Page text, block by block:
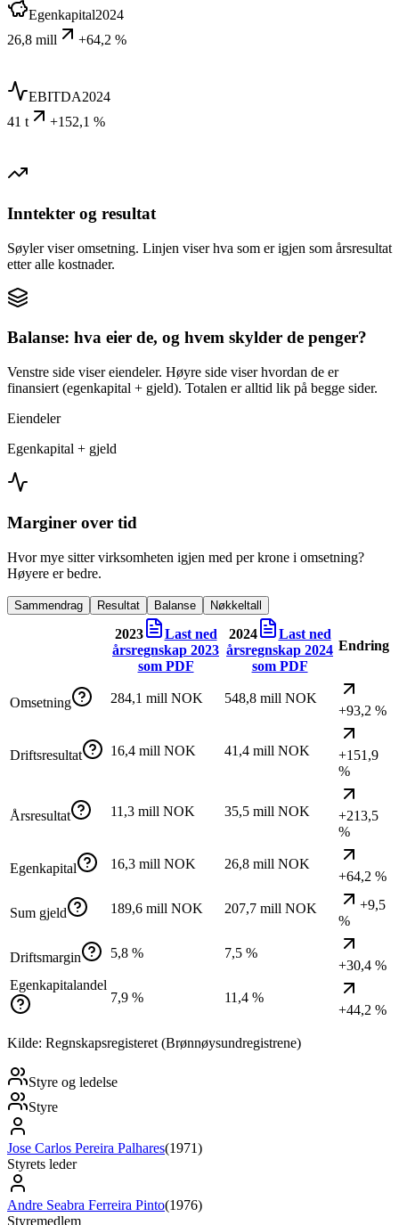
Egenkapital2024
26,8 mill
+64,2 %
EBITDA2024
41 t
+152,1 %
Inntekter og resultat
Søyler viser omsetning. Linjen viser hva som er igjen som årsresultat
etter alle kostnader.
Balanse: hva eier de, og hvem skylder de penger?
Venstre side viser eiendeler. Høyre side viser hvordan de er
finansiert (egenkapital + gjeld). Totalen er alltid lik på begge sider.
Eiendeler
Egenkapital + gjeld
Marginer over tid
Hvor mye sitter virksomheten igjen med per krone i omsetning?
Høyere er bedre.
Sammendrag Resultat Balanse Nøkkeltall
2023
Last ned
årsregnskap 2023
som PDF
2024
Last ned
årsregnskap 2024
som PDF
Endring
Omsetning 284,1 mill NOK
548,8 mill NOK
+93,2 %
Driftsresultat 16,4 mill NOK 41,4 mill NOK
+151,9
%
Årsresultat 11,3 mill NOK 35,5 mill NOK
+213,5
%
Egenkapital 16,3 mill NOK
26,8 mill NOK
+64,2 %
Sum gjeld 189,6 mill NOK 207,7 mill NOK
+9,5
%
Driftsmargin 5,8 %
7,5 %
+30,4 %
Egenkapitalandel
7,9 %
11,4 %
+44,2 %
Kilde: Regnskapsregisteret (Brønnøysundregistrene)
Styre og ledelse
Styre
Jose Carlos Pereira Palhares(1971)
Styrets leder
Andre Seabra Ferreira Pinto(1976)
Styremedlem